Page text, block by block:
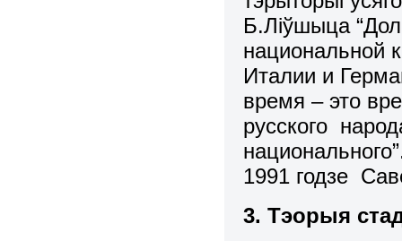
Б.Лiўшыца
национальной
Италии и
время – это
русского
1991 годзе
3. Тэорыя